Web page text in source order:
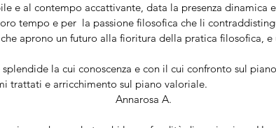
e al contempo accattivante, data la presenza dinamica
tempo e per la passione filosofica che li
aprono un futuro alla fioritura della pratica filosofica,
la cui conoscenza e con il cui confronto sul
trattati e arricchimento sul piano valoriale.
Annarosa A.